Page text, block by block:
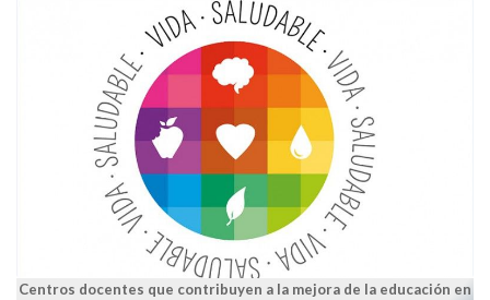
Centros docentes que contribuyen a la mejora de la educación en